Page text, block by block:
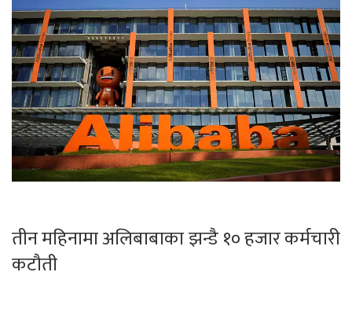
तीन महिनामा अलिबाबाका झन्डै १० हजार कर्मचारी
कटौती